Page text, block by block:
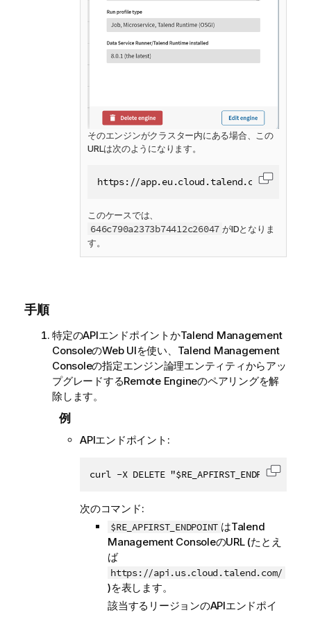
そのエンジンがクラスター内にある場合、この
URLは次のようになります。
https://app.eu.cloud.talend.com/tmc/コードを
このケースでは、
646c790a2373b74412c26047 がIDとなりま
す。
手順
特定のAPIエンドポイントかTalend Management
ConsoleのWeb UIを使い、 Talend Management
Consoleの指定エンジン論理エンティティからアッ
プグレードするRemote Engineのペアリングを解
除します。
例
APIエンドポイント:
curl -X DELETE コード
次のコマンド:
$RE_APFIRST_ENDPOINT はTalend
Management ConsoleのURL (たとえ
ば
https://api.us.cloud.talend.com/
)を表します。
該当するリージョンのAPIエンドポイ